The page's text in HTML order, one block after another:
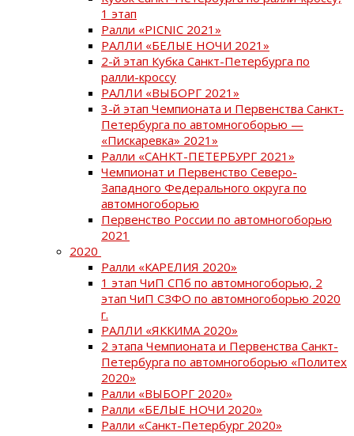
1 этап
Ралли «PICNIC 2021»
РАЛЛИ «БЕЛЫЕ НОЧИ 2021»
2-й этап Кубка Санкт-Петербурга по
ралли-кроссу
РАЛЛИ «ВЫБОРГ 2021»
3-й этап Чемпионата и Первенства Санкт-
Петербурга по автомногоборью —
«Пискаревка» 2021»
Ралли «САНКТ-ПЕТЕРБУРГ 2021»
Чемпионат и Первенство Северо-
Западного Федерального округа по
автомногоборью
Первенство России по автомногоборью
2021
2020
Ралли «КАРЕЛИЯ 2020»
1 этап ЧиП СПб по автомногоборью, 2
этап ЧиП СЗФО по автомногоборью 2020
г.
РАЛЛИ «ЯККИМА 2020»
2 этапа Чемпионата и Первенства Санкт-
Петербурга по автомногоборью «Политех
2020»
Ралли «ВЫБОРГ 2020»
Ралли «БЕЛЫЕ НОЧИ 2020»
Ралли «Санкт-Петербург 2020»